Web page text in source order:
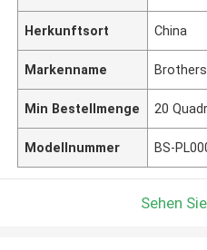
Herkunftsort China
Markenname
Min Bestellmenge 20
Modellnummer BS-
Sehen